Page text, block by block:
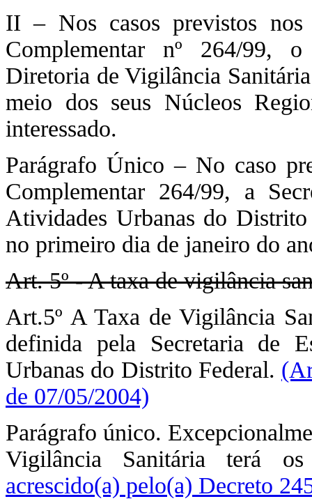
II – Nos casos previstos
Complementar nº 264/99,
Diretoria de Vigilância
meio dos seus Núcleos
interessado.
Parágrafo Único – No caso
Complementar 264/99, a
Atividades Urbanas do
no primeiro dia de janeiro do
Art. 5º - A taxa de vigilância
Art.5º A Taxa de Vigilância
definida pela Secretaria de
Urbanas do Distrito Federal.
de 07/05/2004)
Parágrafo único.
Vigilância Sanitária terá
acrescido(a) pelo(a) Decreto